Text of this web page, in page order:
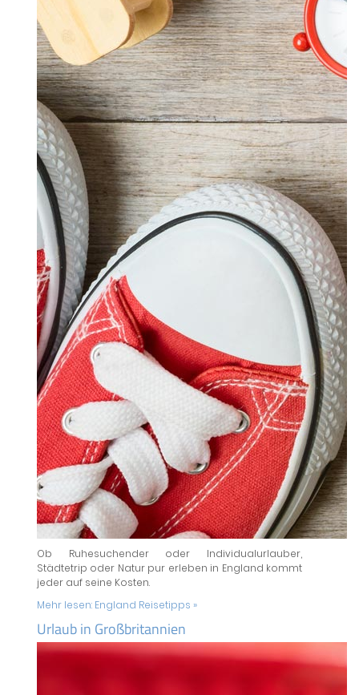
Ob Ruhesuchender oder Individualurlauber,
Städtetrip oder Natur pur erleben in England kommt
jeder auf seine Kosten.
Mehr lesen: England Reisetipps »
Urlaub in Großbritannien